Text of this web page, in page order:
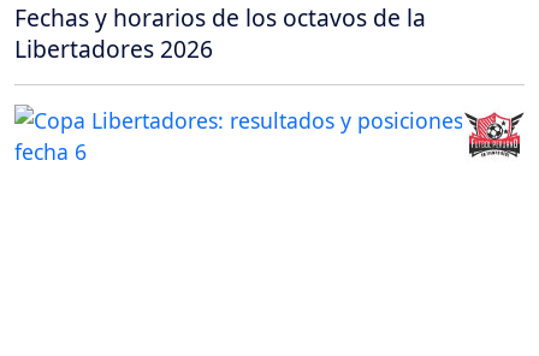
Fechas y horarios de los octavos de la
Libertadores 2026